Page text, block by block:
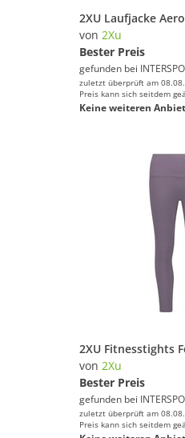
2XU Laufjacke
von 2Xu
Bester Preis
gefunden bei
zuletzt überprüft am
Preis kann sich seitdem
Keine weiteren
von 2Xu
Bester Preis
gefunden bei
zuletzt überprüft am
Preis kann sich seitdem